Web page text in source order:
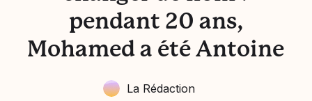
pendant 20 ans,
Mohamed a été Antoine
La Rédaction